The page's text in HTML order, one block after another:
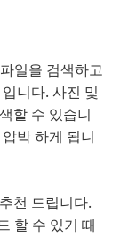
일을 검색하고
니다. 사진 및
할 수 있습니
박 하게 됩니
천 드립니다.
할 수 있기 때